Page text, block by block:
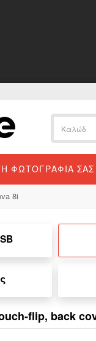
ΦΩΤΟΓΡΑΦΊΑ ΣΑΣ
8i
flip, back